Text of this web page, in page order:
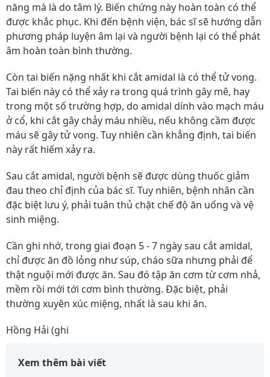
năng mà là do tâm lý. Biến chứng này hoàn toàn có thể
được khắc phục. Khi đến bệnh viện, bác sĩ sẽ hướng dẫn
phương pháp luyện âm lại và người bệnh lại có thể phát
âm hoàn toàn bình thường.
Còn tai biến nặng nhất khi cắt amidal là có thể tử vong.
Tai biến này có thể xảy ra trong quá trình gây mê, hay
trong một số trường hợp, do amidal dính vào mạch máu
ở cổ, khi cắt gây chảy máu nhiều, nếu không cầm được
máu sẽ gây tử vong. Tuy nhiên cần khẳng định, tai biến
này rất hiếm xảy ra.
Sau cắt amidal, người bệnh sẽ được dùng thuốc giảm
đau theo chỉ định của bác sĩ. Tuy nhiên, bệnh nhân cần
đặc biệt lưu ý, phải tuân thủ chặt chế độ ăn uống và vệ
sinh miệng.
Cần ghi nhớ, trong giai đoạn 5 - 7 ngày sau cắt amidal,
chỉ được ăn đồ lỏng như súp, cháo sữa nhưng phải để
thật nguội mới được ăn. Sau đó tập ăn cơm từ cơm nhả,
mềm rồi mới tới cơm bình thường. Đặc biệt, phải
thường xuyên xúc miệng, nhất là sau khi ăn.
Hồng Hải (ghi
Xem thêm bài viết